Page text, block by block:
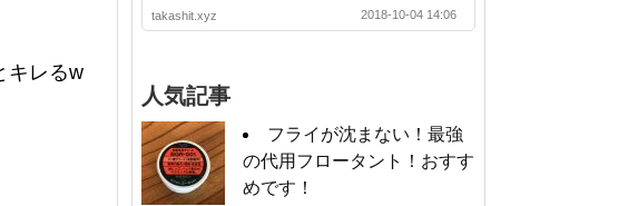
キレるw
takashit.xyz
2018-10-04 14:06
人気記事
フライが沈まない！最強
の代用フロータント！おすす
めです！